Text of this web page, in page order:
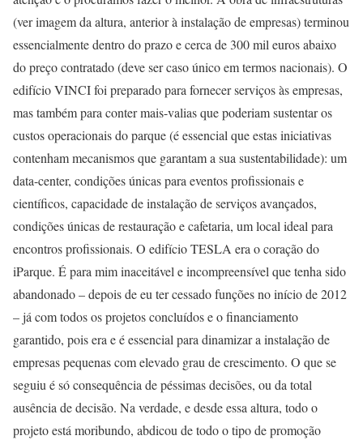
(ver imagem da altura, anterior à instalação de empresas) terminou
essencialmente dentro do prazo e cerca de 300 mil euros abaixo
do preço contratado (deve ser caso único em termos nacionais). O
edifício VINCI foi preparado para fornecer serviços às empresas,
mas também para conter mais-valias que poderiam sustentar os
custos operacionais do parque (é essencial que estas iniciativas
contenham mecanismos que garantam a sua sustentabilidade): um
data-center, condições únicas para eventos profissionais e
científicos, capacidade de instalação de serviços avançados,
condições únicas de restauração e cafetaria, um local ideal para
encontros profissionais. O edifício TESLA era o coração do
iParque. É para mim inaceitável e incompreensível que tenha sido
abandonado – depois de eu ter cessado funções no início de 2012
– já com todos os projetos concluídos e o financiamento
garantido, pois era e é essencial para dinamizar a instalação de
empresas pequenas com elevado grau de crescimento. O que se
seguiu é só consequência de péssimas decisões, ou da total
ausência de decisão. Na verdade, e desde essa altura, todo o
projeto está moribundo, abdicou de todo o tipo de promoção